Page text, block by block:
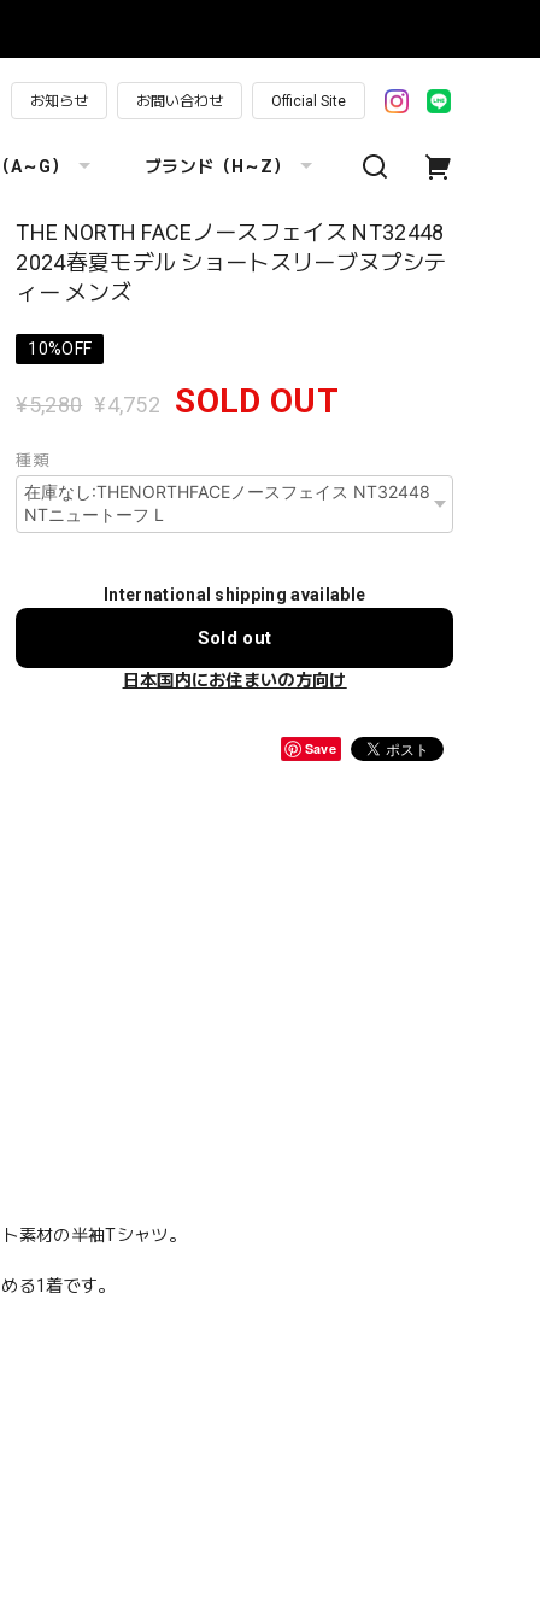
お知らせ お問い合わせ Official Site
A～G） ブランド（H～Z）
THE NORTH FACEノースフェイス NT32448
2024春夏モデル ショートスリーブヌプシテ
ィー メンズ
10%OFF
¥5,280 ¥4,752 SOLD OUT
種類
International shipping available
Sold out
日本国内にお住まいの方向け
Save
素材の半袖Tシャツ。
る1着です。